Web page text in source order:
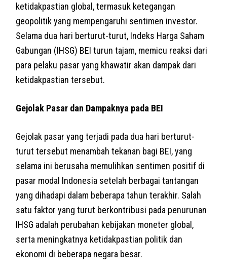
ketidakpastian global, termasuk ketegangan
geopolitik yang mempengaruhi sentimen investor.
Selama dua hari berturut-turut, Indeks Harga Saham
Gabungan (IHSG) BEI turun tajam, memicu reaksi dari
para pelaku pasar yang khawatir akan dampak dari
ketidakpastian tersebut.
Gejolak Pasar dan Dampaknya pada BEI
Gejolak pasar yang terjadi pada dua hari berturut-
turut tersebut menambah tekanan bagi BEI, yang
selama ini berusaha memulihkan sentimen positif di
pasar modal Indonesia setelah berbagai tantangan
yang dihadapi dalam beberapa tahun terakhir. Salah
satu faktor yang turut berkontribusi pada penurunan
IHSG adalah perubahan kebijakan moneter global,
serta meningkatnya ketidakpastian politik dan
ekonomi di beberapa negara besar.